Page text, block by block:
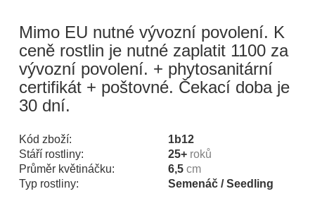
Mimo EU nutné vývozní povolení. K
ceně rostlin je nutné zaplatit 1100 za
vývozní povolení. + phytosanitární
certifikát + poštovné. Čekací doba je
30 dní.
Kód zboží:
1b12
Stáří rostliny:
25+ roků
Průměr květináčku:
6,5 cm
Typ rostliny:
Semenáč / Seedling